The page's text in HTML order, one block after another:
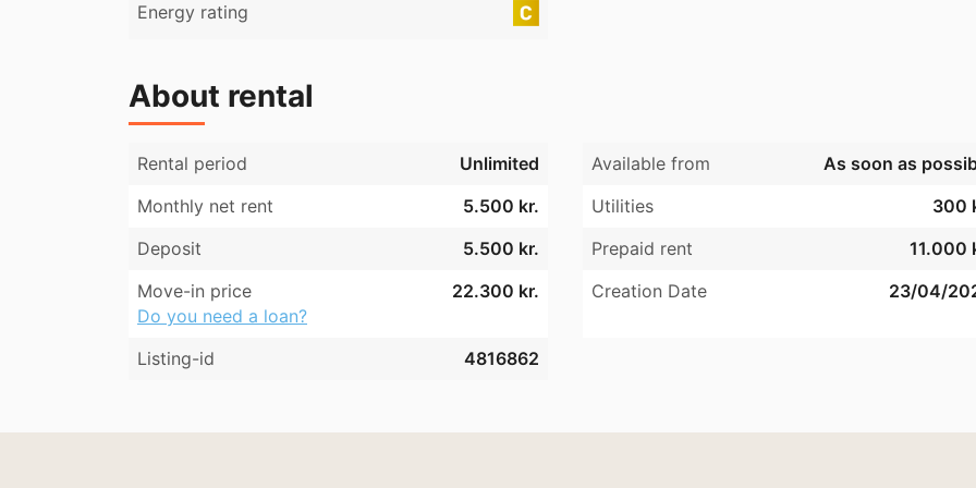
Energy rating
About rental
Rental period Unlimited Available from
As soon as
Monthly net rent
5.500 kr. Utilities
300
Deposit
5.500 kr. Prepaid rent
11.000
Move-in price
22.300 kr.
Do you need a loan?
Creation Date 23/04/
Listing-id 4816862